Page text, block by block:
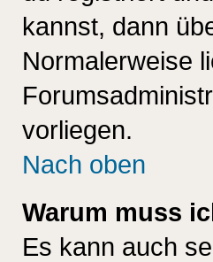
kannst, dann
Normalerweise
vorliegen.
Nach oben
Warum muss
Es kann auch